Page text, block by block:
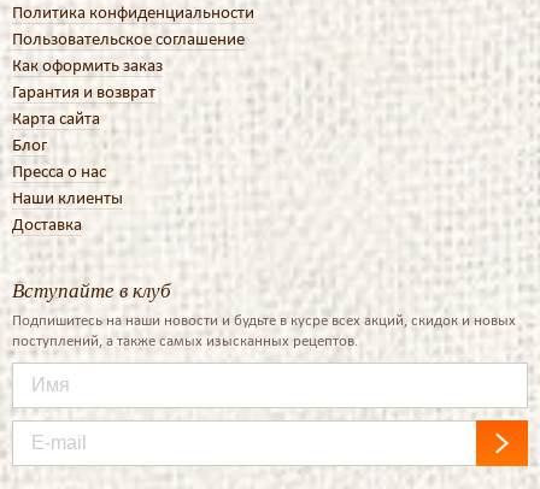
Политика конфиденциальности
Пользовательское соглашение
Как оформить заказ
Гарантия и возврат
Карта сайта
Блог
Пресса о нас
Наши клиенты
Доставка
Вступайте в клуб
Подпишитесь на наши новости и будьте в кусре всех акций, скидок и новых
поступлений, а также самых изысканных рецептов.